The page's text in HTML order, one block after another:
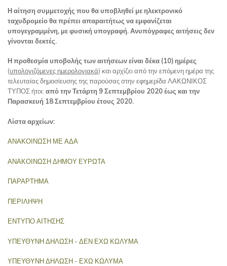
Η αίτηση συμμετοχής που θα υποβληθεί με ηλεκτρονικό
ταχυδρομείο θα πρέπει απαραιτήτως να εμφανίζεται
υπογεγραμμένη, με φυσική υπογραφή. Ανυπόγραφες αιτήσεις δεν
γίνονται δεκτές.
Η προθεσμία υποβολής των αιτήσεων είναι δέκα (10) ημέρες
(υπολογιζόμενες ημερολογιακά) και αρχίζει από την επόμενη ημέρα της
τελευταίας δημοσίευσης της παρούσας στην εφημερίδα ΛΑΚΩΝΙΚΟΣ
ΤΥΠΟΣ ήτοι: από την Τετάρτη 9 Σεπτεμβρίου 2020 έως και την
Παρασκευή 18 Σεπτεμβρίου έτους 2020.
Λίστα αρχείων:
ΑΝΑΚΟΙΝΩΣΗ ΜΕ ΑΔΑ
ΑΝΑΚΟΙΝΩΣΗ ΔΗΜΟΥ ΕΥΡΩΤΑ
ΠΑΡΑΡΤΗΜΑ
ΠΕΡΙΛΗΨΗ
ΕΝΤΥΠΟ ΑΙΤΗΣΗΣ
ΥΠΕΥΘΥΝΗ ΔΗΛΩΣΗ - ΔΕΝ ΕΧΩ ΚΩΛΥΜΑ
ΥΠΕΥΘΥΝΗ ΔΗΛΩΣΗ - ΕΧΩ ΚΩΛΥΜΑ